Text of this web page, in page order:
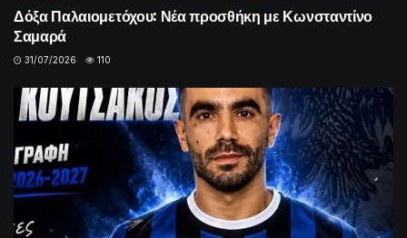
Δόξα Παλαιομετόχου: Νέα προσθήκη με Κωνσταντίνο
Σαμαρά
31/07/2026 110